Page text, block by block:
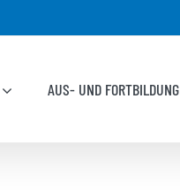
AUS- UND FORTBILDUNG